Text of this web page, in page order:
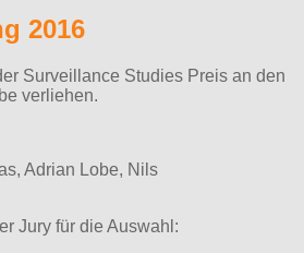
2016
Surveillance Studies Preis an den
verliehen.
Adrian Lobe, Nils
Jury für die Auswahl: